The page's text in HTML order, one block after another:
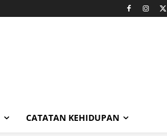
CATATAN KEHIDUPAN